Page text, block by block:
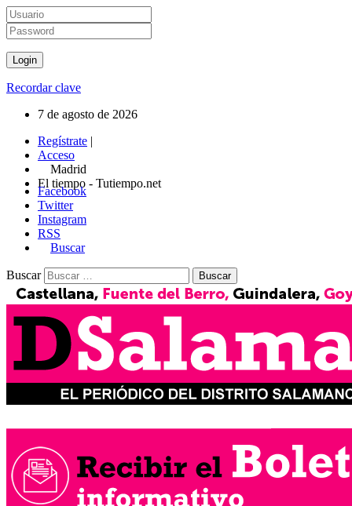
Recordar clave
7 de agosto de 2026
Regístrate |
Acceso
Madrid
El tiempo - Tutiempo.net
Facebook
Twitter
Instagram
RSS
Buscar
Buscar